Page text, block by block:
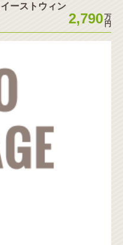
ーストウィン
2,790万
円